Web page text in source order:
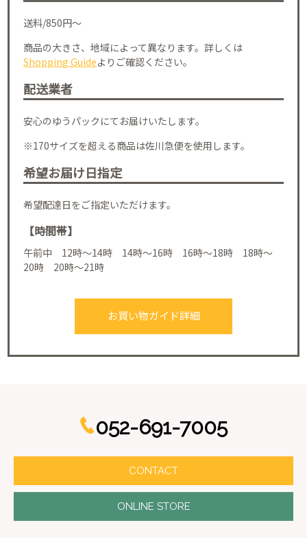
送料/850円～
商品の大きさ、地域によって異なります。詳しくは
Shopping Guideよりご確認ください。
配送業者
安心のゆうパックにてお届けいたします。
※170サイズを超える商品は佐川急便を使用します。
希望お届け日指定
希望配達日をご指定いただけます。
【時間帯】
午前中 12時～14時 14時～16時 16時～18時 18時～
20時 20時～21時
お買い物ガイド詳細
052-691-7005
CONTACT
ONLINE STORE